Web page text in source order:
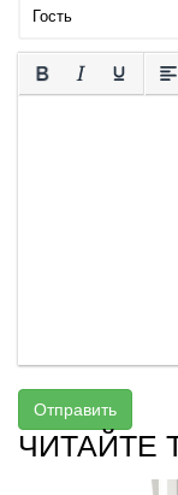
Отправить
ЧИТАЙТЕ